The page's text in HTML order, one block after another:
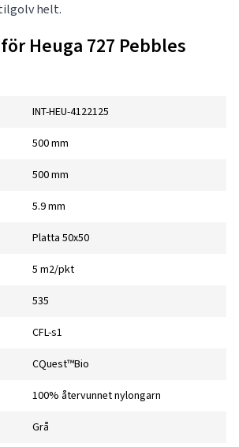
helt.
Heuga 727 Pebbles
INT-HEU-4122125
500 mm
500 mm
5.9 mm
Platta 50x50
5 m2/pkt
535
CFL-s1
CQuest™Bio
100% återvunnet nylongarn
Grå